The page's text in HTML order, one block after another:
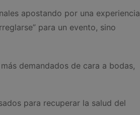
apostando por una experiencia
para un evento, sino
demandados de cara a bodas,
para recuperar la salud del